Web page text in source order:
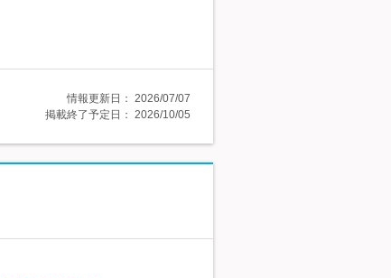
情報更新日： 2026/07/07
掲載終了予定日： 2026/10/05